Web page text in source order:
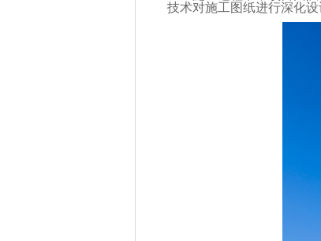
技术对施工图纸进行深化